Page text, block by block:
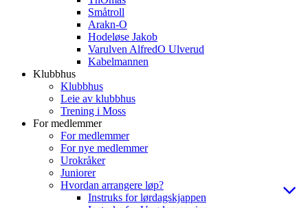
Småtroll
Arakn-O
Hodeløse Jakob
Varulven AlfredO Ulverud
Kabelmannen
Klubbhus
Klubbhus
Leie av klubbhus
Trening i Moss
For medlemmer
For medlemmer
For nye medlemmer
Urokråker
Juniorer
Hvordan arrangere løp?
Instruks for lørdagskjappen